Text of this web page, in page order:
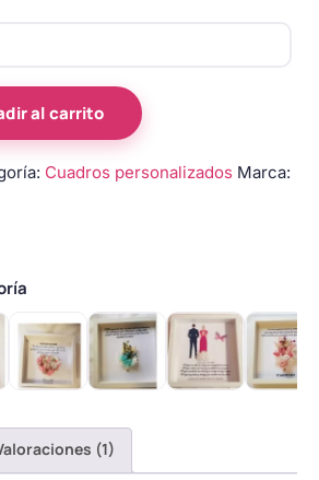
al carrito
Cuadros personalizados Marca:
(1)